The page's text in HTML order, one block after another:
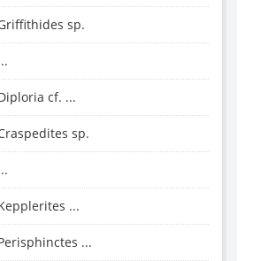
sp.
cf. ...
sp.
...
...